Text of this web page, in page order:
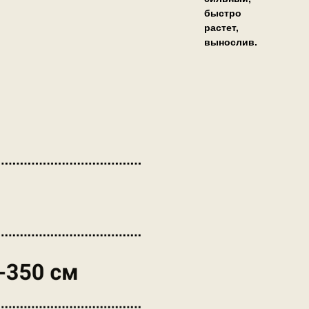
быстро
растет,
вынослив.